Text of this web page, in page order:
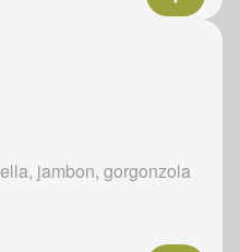
jambon, gorgonzola